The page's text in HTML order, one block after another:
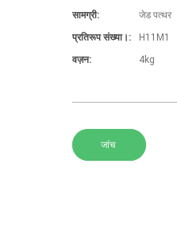
सामग्री:
जेड पत्थर
प्रतिरूप संख्या।:
H11M1
वज़न:
4kg
जांच